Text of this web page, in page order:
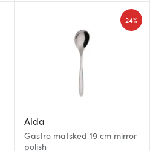
Aida
Gastro matsked 19 cm mirror
polish
24%